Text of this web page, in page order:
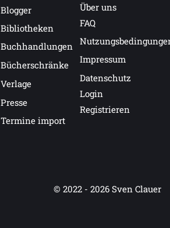
Blogger
Bibliotheken
Buchhandlungen
Bücherschränke
Verlage
Presse
Termine import
Über uns
FAQ
Impressum
Datenschutz
Login
Registrieren
© 2022 - 2026 Sven Clauer